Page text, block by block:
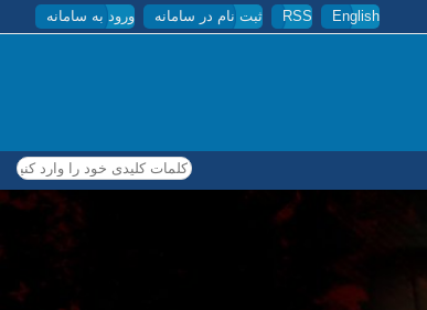
English
RSS ثبت نام در سامانه ورود به سامانه
کلمات کلیدی خود را وارد کنید